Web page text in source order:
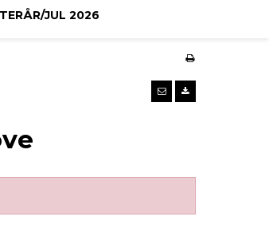
JUL 2026